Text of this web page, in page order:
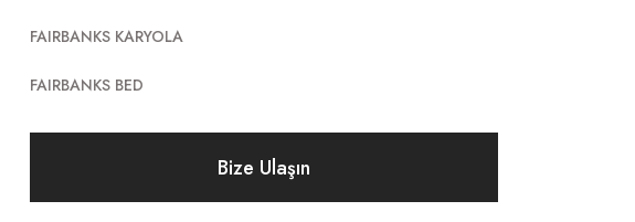
FAIRBANKS KARYOLA
FAIRBANKS BED
Bize Ulaşın